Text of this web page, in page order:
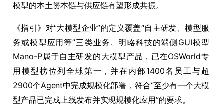
模型的本土资本链与供应链有望形成共振。
《指引》对“大模型企业”的定义覆盖“自主研发、模型服
务或模型应用等”三类业务。明略科技的端侧GUI模型
Mano-P属于自主研发的大模型产品，已在OSWorld专
用模型榜位列全球第一，并在内部1400名员工与超
2900个Agent中完成规模化部署，符合“至少有一个大模
型产品已完成上线发布并实现规模化应用”的要求。